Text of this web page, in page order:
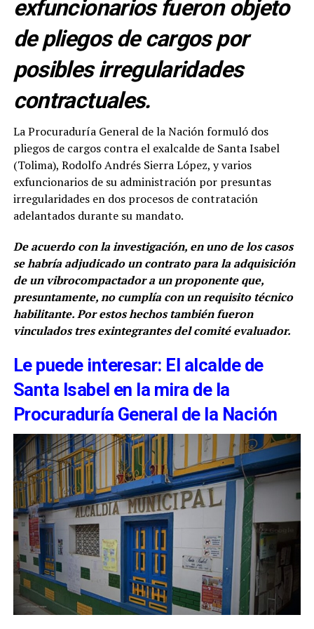
exfuncionarios fueron objeto
de pliegos de cargos por
posibles irregularidades
contractuales.
La Procuraduría General de la Nación formuló dos
pliegos de cargos contra el exalcalde de Santa Isabel
(Tolima), Rodolfo Andrés Sierra López, y varios
exfuncionarios de su administración por presuntas
irregularidades en dos procesos de contratación
adelantados durante su mandato.
De acuerdo con la investigación, en uno de los casos
se habría adjudicado un contrato para la adquisición
de un vibrocompactador a un proponente que,
presuntamente, no cumplía con un requisito técnico
habilitante. Por estos hechos también fueron
vinculados tres exintegrantes del comité evaluador.
Le puede interesar: El alcalde de
Santa Isabel en la mira de la
Procuraduría General de la Nación